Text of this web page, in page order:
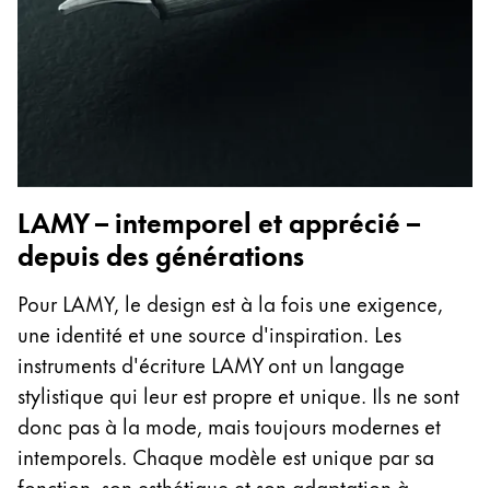
LAMY – intemporel et apprécié –
depuis des générations
Pour LAMY, le design est à la fois une exigence,
une identité et une source d'inspiration. Les
instruments d'écriture LAMY ont un langage
stylistique qui leur est propre et unique. Ils ne sont
donc pas à la mode, mais toujours modernes et
intemporels. Chaque modèle est unique par sa